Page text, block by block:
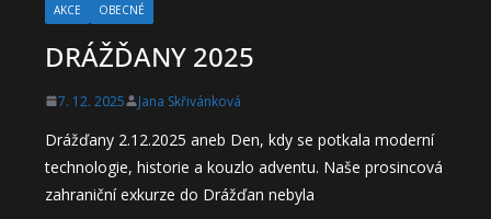
AKCE OBECNÉ
DRÁŽĎANY 2025
7. 12. 2025 Jana Skřivánková
Drážďany 2.12.2025 aneb Den, kdy se potkala moderní
technologie, historie a kouzlo adventu. Naše prosincová
zahraniční exkurze do Drážďan nebyla